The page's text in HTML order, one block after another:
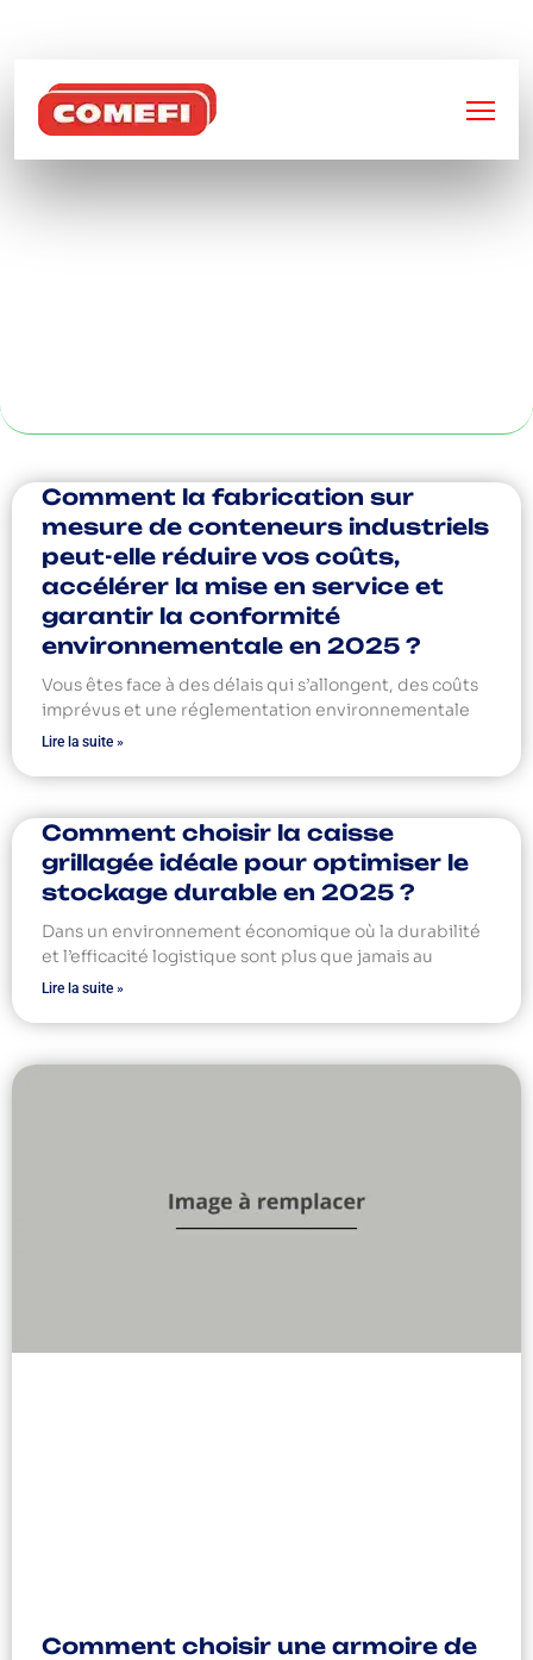
SOLUTIONS DE
Comment la fabrication sur
mesure de conteneurs industriels
peut-elle réduire vos coûts,
accélérer la mise en service et
garantir la conformité
environnementale en 2025 ?
Vous êtes face à des délais qui s’allongent, des coûts
imprévus et une réglementation environnementale
Lire la suite »
Comment choisir la caisse
grillagée idéale pour optimiser le
stockage durable en 2025 ?
Dans un environnement économique où la durabilité
et l’efficacité logistique sont plus que jamais au
Lire la suite »
Comment choisir une armoire de